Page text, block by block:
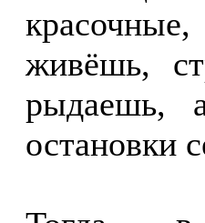
живёшь,
рыдаешь,
остановки